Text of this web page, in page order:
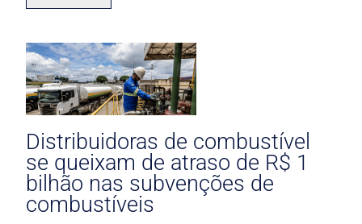
Distribuidoras de combustível
se queixam de atraso de R$ 1
bilhão nas subvenções de
combustíveis